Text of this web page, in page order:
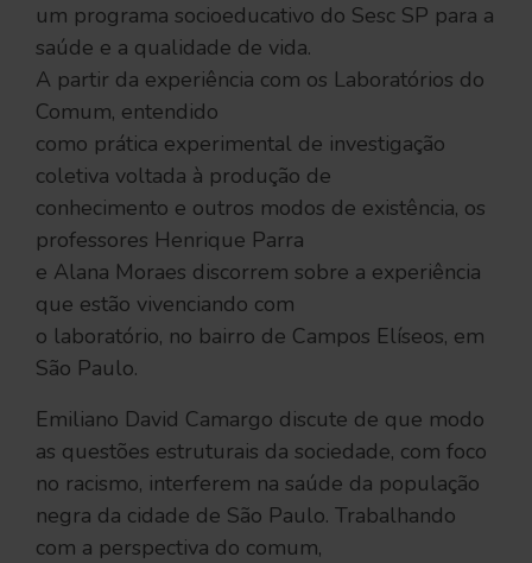
um programa socioeducativo do Sesc SP para a
saúde e a qualidade de vida.
A partir da experiência com os Laboratórios do
Comum, entendido
como prática experimental de investigação
coletiva voltada à produção de
conhecimento e outros modos de existência, os
professores Henrique Parra
e Alana Moraes discorrem sobre a experiência
que estão vivenciando com
o laboratório, no bairro de Campos Elíseos, em
São Paulo.
Emiliano David Camargo discute de que modo
as questões estruturais da sociedade, com foco
no racismo, interferem na saúde da população
negra da cidade de São Paulo. Trabalhando
com a perspectiva do comum,